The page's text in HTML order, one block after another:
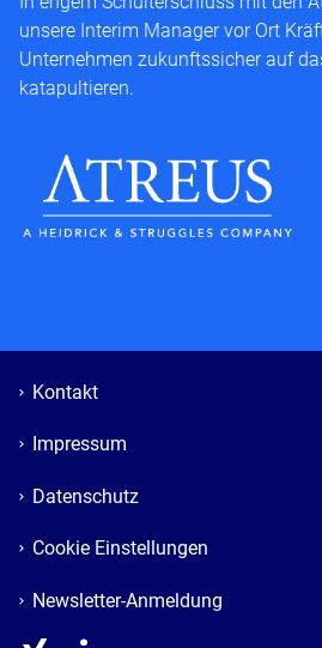
unsere Interim Manager vor Ort
Unternehmen zukunftssicher auf
katapultieren.
Kontakt
Impressum
Datenschutz
Cookie Einstellungen
Newsletter-Anmeldung